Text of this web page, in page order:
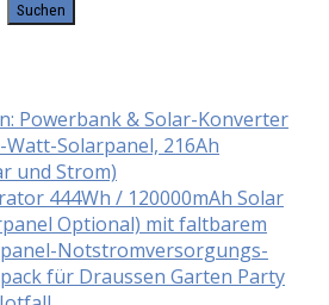
Suchen
Powerbank & Solar-Konverter
Solarpanel, 216Ah
und Strom)
444Wh / 120000mAh Solar
Optional) mit faltbarem
Notstromversorgungs-
für Draussen Garten Party